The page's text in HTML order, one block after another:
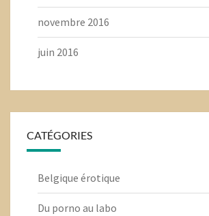
novembre 2016
juin 2016
CATÉGORIES
Belgique érotique
Du porno au labo